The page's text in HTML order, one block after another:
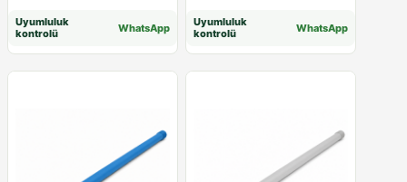
Uyumluluk
kontrolü
WhatsApp
Uyumluluk
kontrolü
WhatsApp